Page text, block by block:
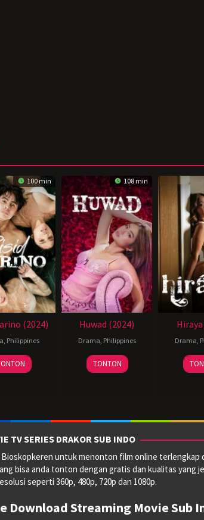
100 min
(2024)
Philippines
14
Jun
Joel
Lamangan
108 min
Huwad (2024)
Drama Philippines
28
Jun
Reynold
Giba
TONTON
Drama
TV SERIES DRAKOR SUB INDO
untuk menonton film online
bisa anda tonton dengan gratis dan kualitas yang
seperti 360p, 480p, 720p dan 1080p.
Download Streaming Movie Sub